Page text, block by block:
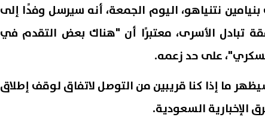
بنيامين نتنياهو، اليوم الجمعة، أنه سيرسل وفدًا إلى
تبادل الأسرى، معتبرًا أن "هناك بعض التقدم في
على حد زعمه.
ما إذا كنا قريبين من التوصل لاتفاق لوقف إطلاق
الإخبارية السعودية.